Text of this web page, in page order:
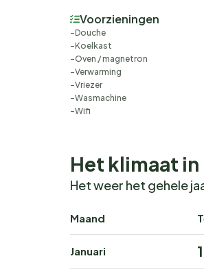
Voorzieningen
Douche
Koelkast
Oven / magnetron
Verwarming
Vriezer
Wasmachine
Wifi
Het klimaat
Het weer het gehele
Maand
Januari